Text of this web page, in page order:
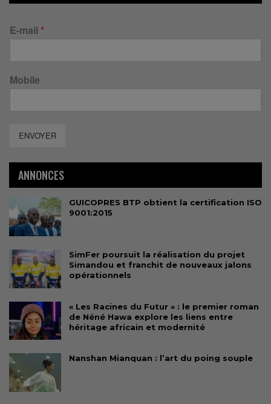
E-mail *
Mobile
ENVOYER
ANNONCES
GUICOPRES BTP obtient la certification ISO
9001:2015
SimFer poursuit la réalisation du projet
Simandou et franchit de nouveaux jalons
opérationnels
« Les Racines du Futur » : le premier roman
de Néné Hawa explore les liens entre
héritage africain et modernité
Nanshan Mianquan : l’art du poing souple